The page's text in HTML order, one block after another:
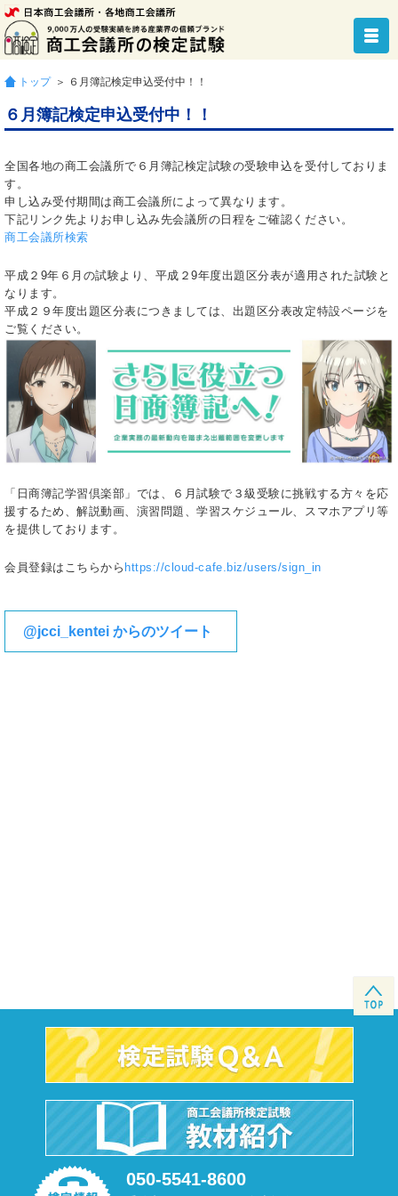
トップ ＞ ６月簿記検定申込受付中！！
６月簿記検定申込受付中！！
全国各地の商工会議所で６月簿記検定試験の受験申込を受付しておりま
す。
申し込み受付期間は商工会議所によって異なります。
下記リンク先よりお申し込み先会議所の日程をご確認ください。
商工会議所検索
平成２9年６月の試験より、平成２9年度出題区分表が適用された試験と
なります。
平成２９年度出題区分表につきましては、出題区分表改定特設ページを
ご覧ください。
「日商簿記学習倶楽部」では、６月試験で３級受験に挑戦する方々を応
援するため、解説動画、演習問題、学習スケジュール、スマホアプリ等
を提供しております。
会員登録はこちらから https://cloud-cafe.biz/users/sign_in
@jcci_kentei からのツイート
050-5541-8600